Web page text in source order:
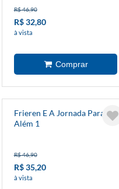
R$ 46,90
R$ 32,80
à vista
Frieren E A Jornada Para O
Além 1
R$ 46,90
R$ 35,20
à vista